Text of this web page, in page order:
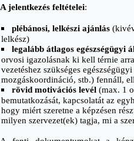
A jelentkezés feltételei:
plébánosi, lelkészi ajánlás
lelkész)
legalább átlagos egészségügyi
orvosi igazolásnak ki kell térnie
vezetéshez szükséges
mozgáskoordináció, stb.) fennáll,
rövid motivációs levél (max. 1
bemutatkozását, kapcsolatát az
hogy miért szeretne a képzésen
milyen szervezet(ek) tagja, mi a